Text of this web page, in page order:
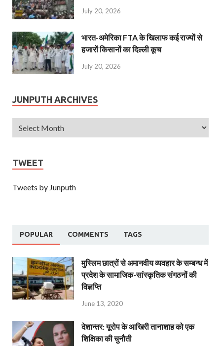
July 20, 2026
भारत-अमेरिका FTA के खिलाफ कई राज्यों से
हजारों किसानों का दिल्ली कूच
July 20, 2026
JUNPUTH ARCHIVES
TWEET
Tweets by Junputh
POPULAR COMMENTS TAGS
मुस्लिम छात्रों से अमानवीय व्यवहार के सम्बन्ध में
प्रदेश के सामाजिक-सांस्कृतिक संगठनों की
विज्ञप्ति
June 13, 2020
देशान्‍तर: यूरोप के आखिरी तानाशाह को एक
शिक्षिका की चुनौती